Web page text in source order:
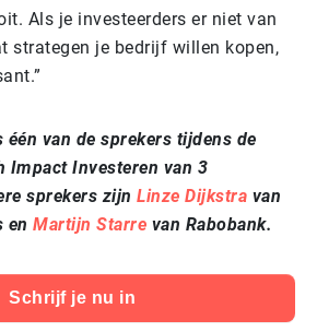
Als je investeerders er niet van
strategen je bedrijf willen kopen,
één van de sprekers tijdens de
Impact Investeren van 3
sprekers zijn Linze Dijkstra van
en Martijn Starre van Rabobank.
Schrijf je nu in